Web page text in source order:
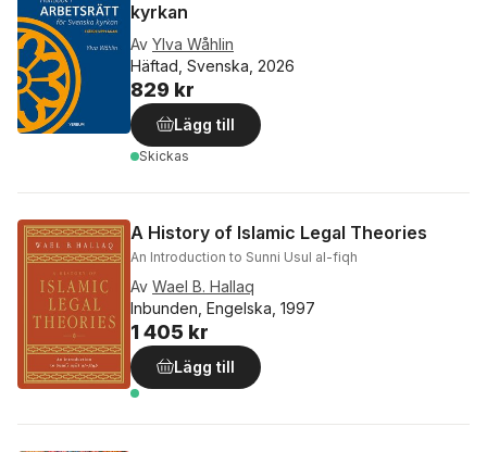
kyrkan
Av Ylva Wåhlin
Häftad, Svenska, 2026
829 kr
Lägg till
Skickas
A History of Islamic Legal Theories
An Introduction to Sunni Usul al-fiqh
Av Wael B. Hallaq
Inbunden, Engelska, 1997
1 405 kr
Lägg till